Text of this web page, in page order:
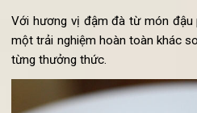
đến khi chín.
Bỏ thịt lợn chay, sốt,
thêm 100ml nước nữa.
độ phù hợp và kho trong